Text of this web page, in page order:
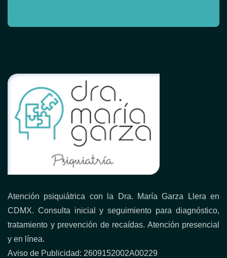
Atención psiquiátrica con la Dra. María Garza Llera en
CDMX. Consulta inicial y seguimiento para diagnóstico,
tratamiento y prevención de recaídas. Atención presencial
y en línea.
Aviso de Publicidad: 2609152002A00229